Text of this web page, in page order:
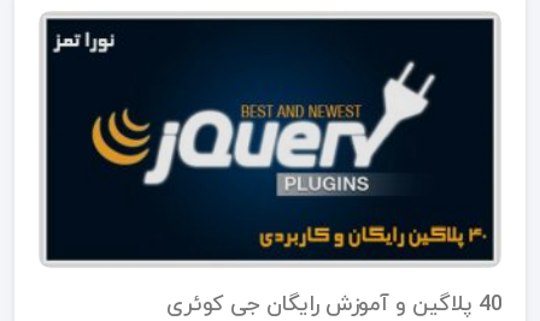
40 پلاگین و آموزش رایگان جی کوئری